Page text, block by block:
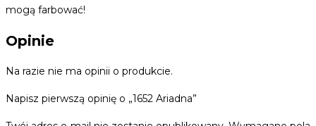
mogą farbować!
Opinie
Na razie nie ma opinii o produkcie.
Napisz pierwszą opinię o „1652 Ariadna”